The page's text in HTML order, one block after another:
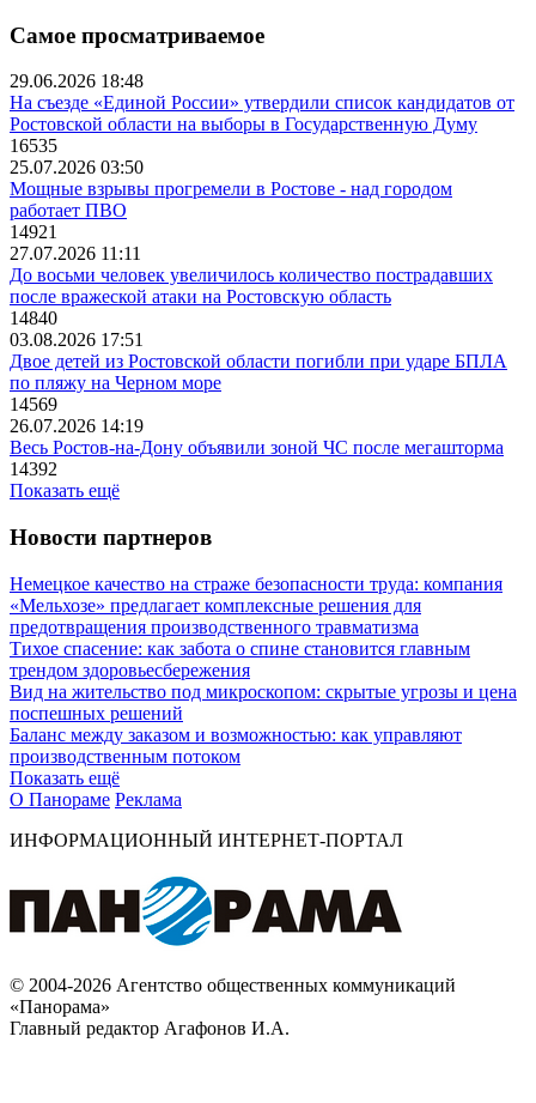
Самое просматриваемое
29.06.2026 18:48
На съезде «Единой России» утвердили список кандидатов от
Ростовской области на выборы в Государственную Думу
16535
25.07.2026 03:50
Мощные взрывы прогремели в Ростове - над городом
работает ПВО
14921
27.07.2026 11:11
До восьми человек увеличилось количество пострадавших
после вражеской атаки на Ростовскую область
14840
03.08.2026 17:51
Двое детей из Ростовской области погибли при ударе БПЛА
по пляжу на Черном море
14569
26.07.2026 14:19
Весь Ростов-на-Дону объявили зоной ЧС после мегашторма
14392
Показать ещё
Новости партнеров
Немецкое качество на страже безопасности труда: компания
«Мельхозе» предлагает комплексные решения для
предотвращения производственного травматизма
Тихое спасение: как забота о спине становится главным
трендом здоровьесбережения
Вид на жительство под микроскопом: скрытые угрозы и цена
поспешных решений
Баланс между заказом и возможностью: как управляют
производственным потоком
Показать ещё
О Панораме Реклама
ИНФОРМАЦИОННЫЙ ИНТЕРНЕТ-ПОРТАЛ
© 2004-2026 Агентство общественных коммуникаций
«Панорама»
Главный редактор Агафонов И.А.